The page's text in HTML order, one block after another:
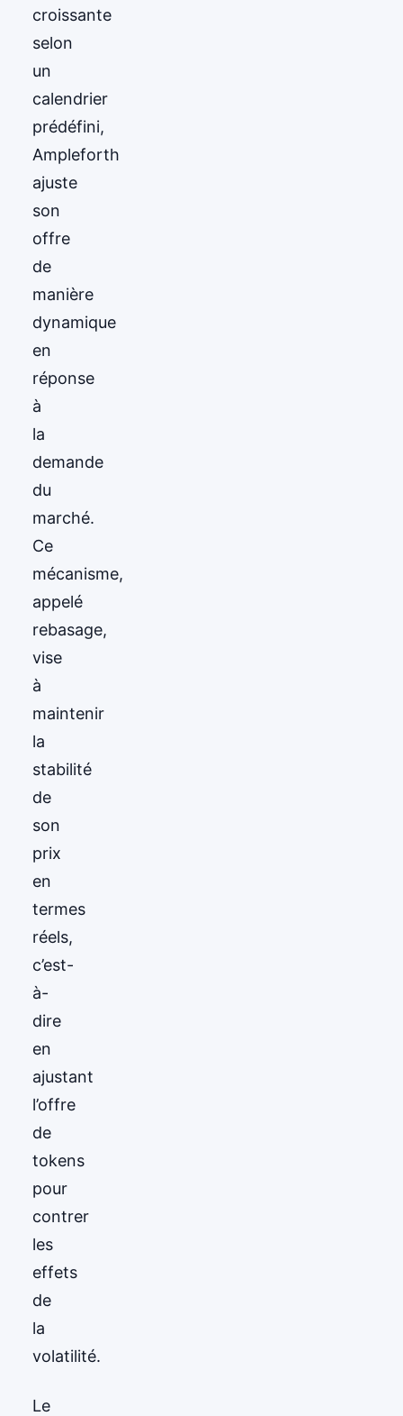
croissante
selon
un
calendrier
prédéfini,
Ampleforth
ajuste
son
offre
de
manière
dynamique
en
réponse
à
la
demande
du
marché.
Ce
mécanisme,
appelé
rebasage,
vise
à
maintenir
la
stabilité
de
son
prix
en
termes
réels,
c’est-
à-
dire
en
ajustant
l’offre
de
tokens
pour
contrer
les
effets
de
la
volatilité.
Le